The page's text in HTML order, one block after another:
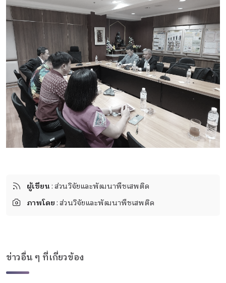
ผู้เขียน: ส่วนวิจัยและพัฒนาพืชเสพติด
ภาพโดย: ส่วนวิจัยและพัฒนาพืชเสพติด
ข่าวอื่น ๆ ที่เกี่ยวข้อง